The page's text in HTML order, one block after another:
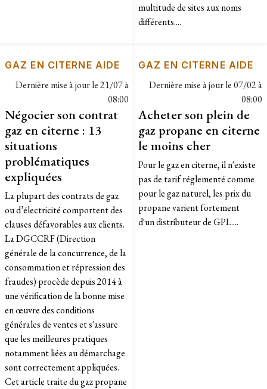
multitude de sites aux noms
différents....
GAZ EN CITERNE AIDE
Dernière mise à jour le21/07 à
08:00
Négocier son contrat
gaz en citerne : 13
situations
problématiques
expliquées
La plupart des contrats de gaz
ou d’électricité comportent des
clauses défavorables aux clients.
La DGCCRF (Direction
générale de la concurrence, de la
consommation et répression des
fraudes) procède depuis 2014 à
une vérification de la bonne mise
en œuvre des conditions
générales de ventes et s'assure
que les meilleures pratiques
notamment liées au démarchage
sont correctement appliquées.
Cet article traite du gaz propane
GAZ EN CITERNE AIDE
Dernière mise à jour le07/02 à
08:00
Acheter son plein de
gaz propane en citerne
le moins cher
Pour le gaz en citerne, il n'existe
pas de tarif réglementé comme
pour le gaz naturel, les prix du
propane varient fortement
d'un distributeur de GPL....